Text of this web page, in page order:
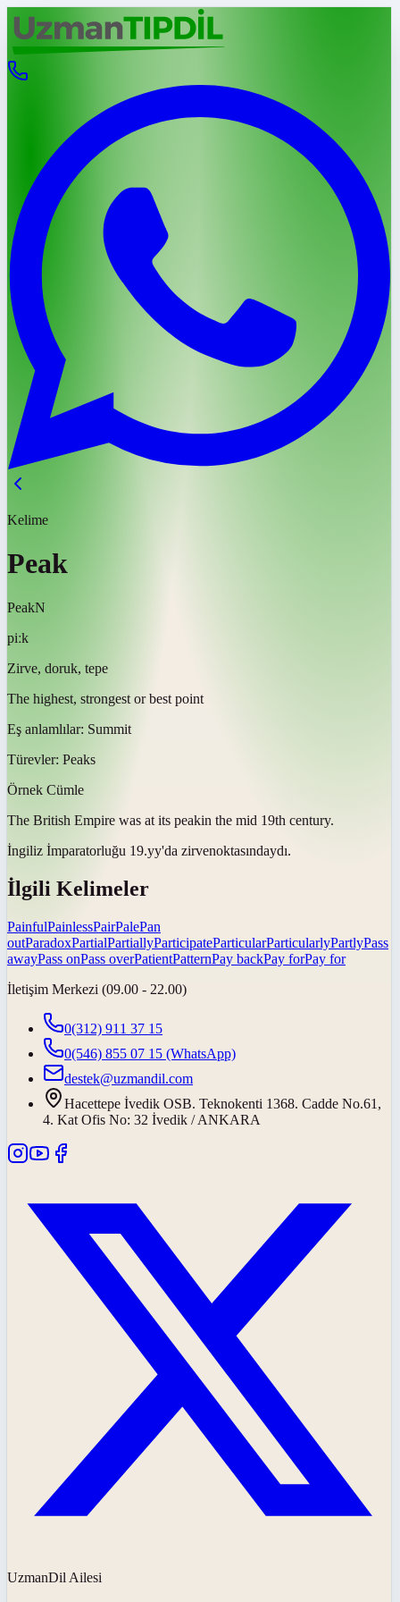
Kelime
Peak
PeakN
piːk
Zirve, doruk, tepe
The highest, strongest or best point
Eş anlamlılar: Summit
Türevler: Peaks
Örnek Cümle
The British Empire was at its peakin the mid 19th century.
İngiliz İmparatorluğu 19.yy'da zirvenoktasındaydı.
İlgili Kelimeler
PainfulPainlessPairPalePan
outParadoxPartialPartiallyParticipateParticularParticularlyPartlyPass
awayPass onPass overPatientPatternPay backPay forPay for
İletişim Merkezi (09.00 - 22.00)
0(312) 911 37 15
0(546) 855 07 15 (WhatsApp)
destek@uzmandil.com
Hacettepe İvedik OSB. Teknokenti 1368. Cadde No.61,
4. Kat Ofis No: 32 İvedik / ANKARA
UzmanDil Ailesi